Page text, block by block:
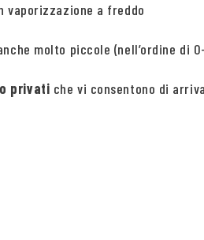
vaporizzazione a freddo
molto piccole (nell’ordine di
privati che vi consentono di